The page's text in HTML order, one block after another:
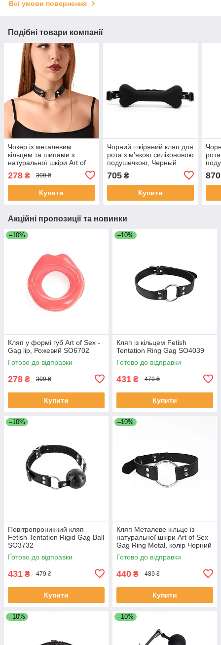
Всі умови повернення
Подібні товари компанії
Чокер із металевим
кільцем та шипами з
натуральної шкіри Art of
Sex - Ruby, колір Чорний
278 ₴ 309 ₴
Купити
Чорний шкіряний кляп для
рота з м'якою силіконовою
подушечкою, Черный
705₴
Купити
870
Акційні пропозиції та новинки
–10%
Кляп у формі губ Art of Sex -
Gag lip, Рожевий SO6702
Готово до відправки
278 ₴ 309 ₴
Купити
–10%
Кляп із кільцем Fetish
Tentation Ring Gag SO4039
Готово до відправки
431 ₴ 479 ₴
Купити
–10%
Повітропроникний кляп
Fetish Tentation Rigid Gag Ball
SO3732
Готово до відправки
431 ₴ 479 ₴
Купити
–10%
Кляп Металеве кільце із
натуральної шкіри Art of Sex -
Gag Ring Metal, колір Чорний
SO6790
Готово до відправки
440 ₴ 489 ₴
Купити
–10% –10%